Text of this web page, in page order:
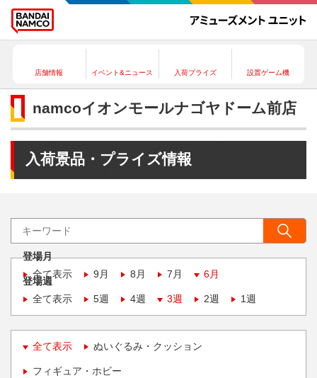
店舗情報 イベント&ニュース 入荷プライズ 設置ゲーム機
namcoイオンモールナゴヤドーム前店
入荷景品・プライズ情報
登場月
全て表示
9月 8月 7月 6月
登場週
全て表示
5週 4週 3週 2週 1週
全て表示 ぬいぐるみ・クッション
フィギュア・ホビー